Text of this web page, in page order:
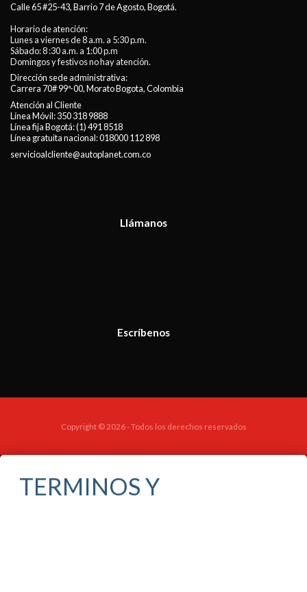
Calle 65 #25-43, Barrio 7 de Agosto, Bogotá.
Horario de atención:
Lunes a viernes de 8 a.m. a 5:30 p.m.
Sábado: 8 :30 a.m. a 1:00 p.m
Domingos y festivos no hay atención.
Dirección sede administrativa:
Carrera 70# 99ª-00, Morato Bogota, Colombia
Atención al Cliente
Línea Móvil:350 318 9888
Línea fija Bogotá:(1) 491 8518
Línea gratuita nacional:018000 112 898
servicioalcliente@autoplanet.com.co
Llámanos
Escríbenos
Copyright © 2026 - Todos los derechos reservados
TERMINOS Y